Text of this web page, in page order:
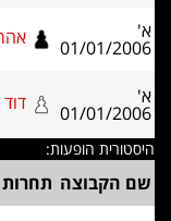
01/ אהרון מלאכי
01/ דוד מורוז
הופעות:
תחרות מועדון